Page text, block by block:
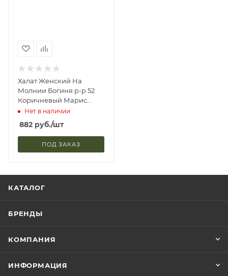
Халат Женский На
Молнии Богиня р-р 52
Коричневый Марис
5220263 (1)
Нет в наличии
882 руб./шт
ПОД ЗАКАЗ
КАТАЛОГ
БРЕНДЫ
КОМПАНИЯ
ИНФОРМАЦИЯ